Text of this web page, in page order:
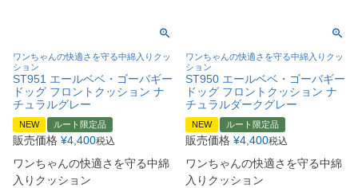
ワンちゃんの快適さを守る中綿入りクッ
ション
ST951 エールベベ・ゴーバギー
ドッグ フロントクッション ナ
チュラルグレー
NEW ルート限定品
販売価格 ¥4,400税込
ワンちゃんの快適さを守る中綿
入りクッション
ワンちゃんの快適さを守る中綿入りクッ
ション
ST950 エールベベ・ゴーバギー
ドッグ フロントクッション ナ
チュラルダークグレー
NEW ルート限定品
販売価格 ¥4,400税込
ワンちゃんの快適さを守る中綿
入りクッション